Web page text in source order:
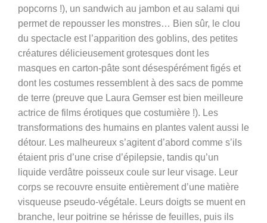
popcorns !), un sandwich au jambon et au salami qui
permet de repousser les monstres… Bien sûr, le clou
du spectacle est l’apparition des goblins, des petites
créatures délicieusement grotesques dont les
masques en carton-pâte sont désespérément figés et
dont les costumes ressemblent à des sacs de pomme
de terre (preuve que Laura Gemser est bien meilleure
actrice de films érotiques que costumière !). Les
transformations des humains en plantes valent aussi le
détour. Les malheureux s’agitent d’abord comme s’ils
étaient pris d’une crise d’épilepsie, tandis qu’un
liquide verdâtre poisseux coule sur leur visage. Leur
corps se recouvre ensuite entièrement d’une matière
visqueuse pseudo-végétale. Leurs doigts se muent en
branche, leur poitrine se hérisse de feuilles, puis ils